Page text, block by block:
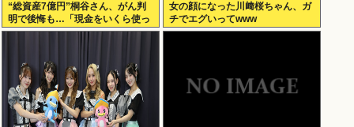
“総資産7億円”桐谷さん、がん判
明で後悔も…「現金をいくら使っ
ておきたかった？」にまさかの回
女の顔になった川﨑桜ちゃん、ガ
チでエグいってwww